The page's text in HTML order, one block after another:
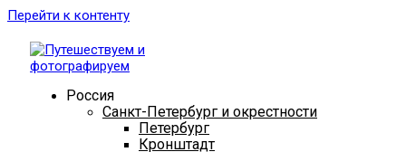
Перейти к контенту
Россия
Санкт-Петербург и окрестности
Петербург
Кронштадт